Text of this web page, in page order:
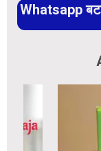
Whatsapp